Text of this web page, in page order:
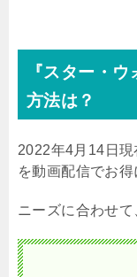
『スター・
方法は？
2022年4月14日
を動画配信でお得
ニーズに合わせて